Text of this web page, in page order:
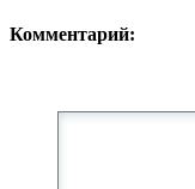
Комментарий: